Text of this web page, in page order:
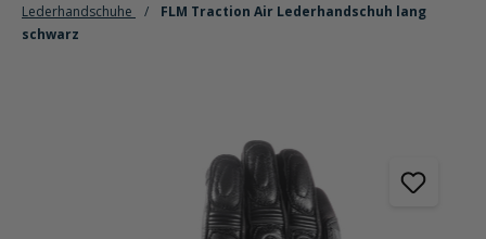
Lederhandschuhe
FLM Traction Air Lederhandschuh lang
schwarz